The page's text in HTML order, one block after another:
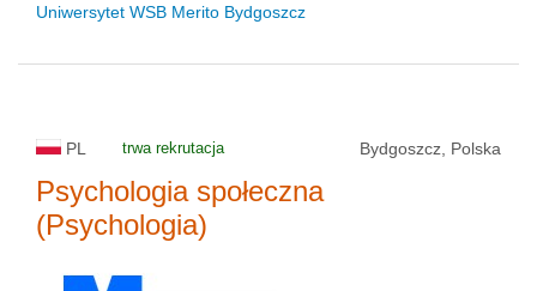
Uniwersytet WSB Merito Bydgoszcz
PL trwa rekrutacja Bydgoszcz, Polska
Psychologia społeczna
(Psychologia)